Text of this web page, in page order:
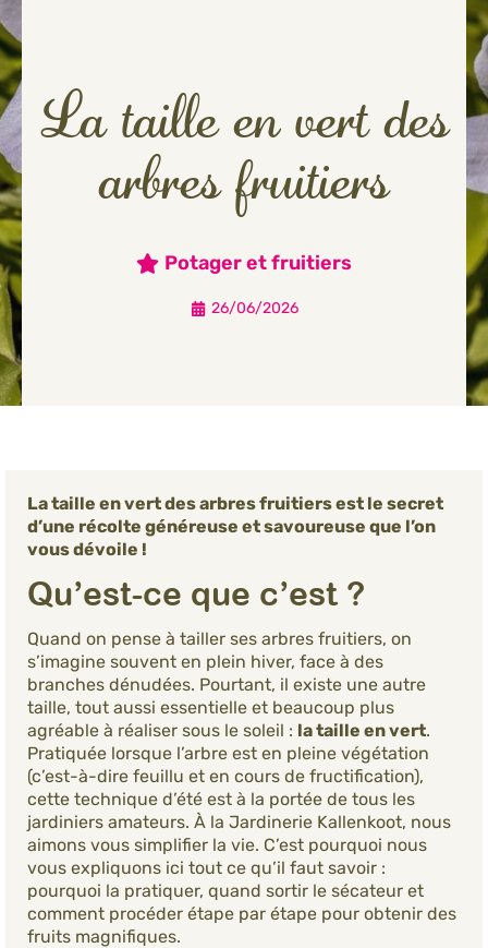
La taille en vert des
arbres fruitiers
Potager et fruitiers
26/06/2026
La taille en vert des arbres fruitiers est le secret
d’une récolte généreuse et savoureuse que l’on
vous dévoile !
Qu’est-ce que c’est ?
Quand on pense à tailler ses arbres fruitiers, on
s’imagine souvent en plein hiver, face à des
branches dénudées. Pourtant, il existe une autre
taille, tout aussi essentielle et beaucoup plus
agréable à réaliser sous le soleil : la taille en vert.
Pratiquée lorsque l’arbre est en pleine végétation
(c’est-à-dire feuillu et en cours de fructification),
cette technique d’été est à la portée de tous les
jardiniers amateurs. À la Jardinerie Kallenkoot, nous
aimons vous simplifier la vie. C’est pourquoi nous
vous expliquons ici tout ce qu’il faut savoir :
pourquoi la pratiquer, quand sortir le sécateur et
comment procéder étape par étape pour obtenir des
fruits magnifiques.